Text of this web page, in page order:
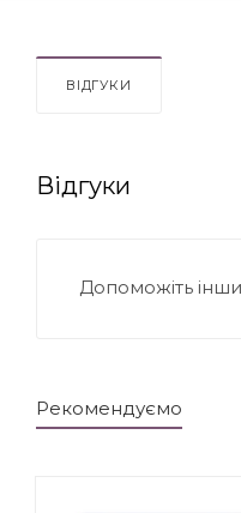
ВІДГУКИ
Відгуки
Допоможіть
Рекомендуємо